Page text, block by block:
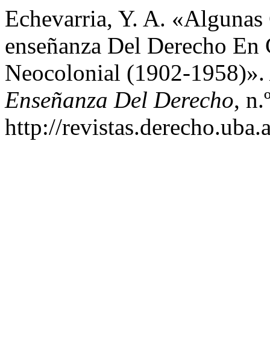
Echevarria, Y. A.
enseñanza Del Derecho
Neocolonial (1902-1958)».
Enseñanza Del Derecho,
http://